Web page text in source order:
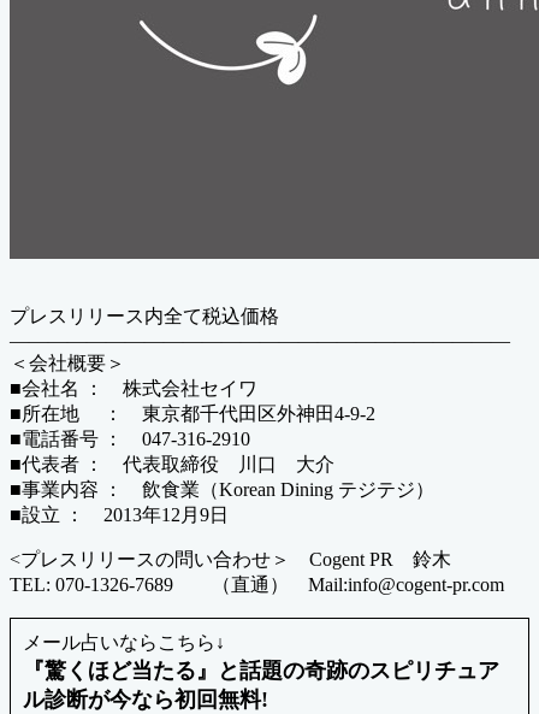
プレスリリース内全て税込価格
——————————————————————————
＜会社概要＞
■会社名 ： 株式会社セイワ
■所在地 ： 東京都千代田区外神田4-9-2
■電話番号 ： 047-316-2910
■代表者 ： 代表取締役 川口 大介
■事業内容 ： 飲食業（Korean Dining テジテジ）
■設立 ： 2013年12月9日
<プレスリリースの問い合わせ＞ Cogent PR 鈴木
TEL: 070-1326-7689 （直通） Mail:info@cogent-pr.com
メール占いならこちら↓
『驚くほど当たる』と話題の奇跡のスピリチュア
ル診断が今なら初回無料!